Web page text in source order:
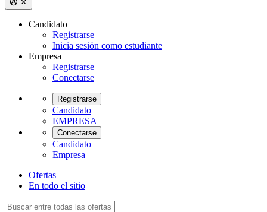
Candidato
Registrarse
Inicia sesión como estudiante
Empresa
Registrarse
Conectarse
Registrarse
Candidato
EMPRESA
Conectarse
Candidato
Empresa
Ofertas
En todo el sitio